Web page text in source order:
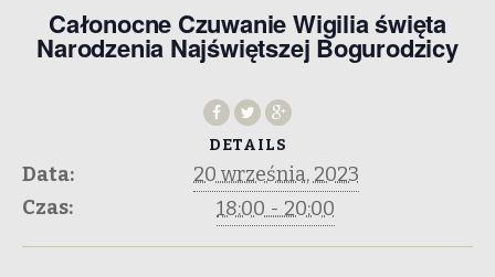
Całonocne Czuwanie Wigilia święta
Narodzenia Najświętszej Bogurodzicy
DETAILS
Data:
20 września, 2023
Czas:
18:00 - 20:00